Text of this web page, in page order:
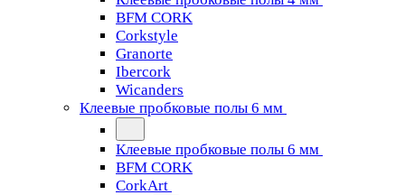
BFM CORK
Corkstyle
Granorte
Ibercork
Wicanders
Клеевые пробковые полы 6 мм
Клеевые пробковые полы 6 мм
BFM CORK
CorkArt